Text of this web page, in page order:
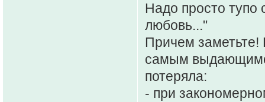
Надо просто тупо
любовь..."
Причем заметьте!
самым
потеряла:
- при